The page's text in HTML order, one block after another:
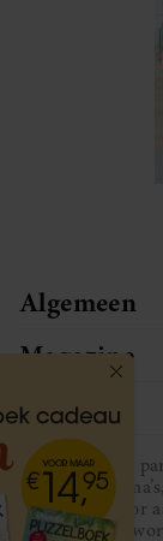
Algemeen
Magazine
Service
Vriendin
ontvangt voor
website